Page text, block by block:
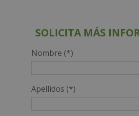
1.360,00€.680,00€.
SOLICITA MÁS
Nombre (*)
Apellidos (*)